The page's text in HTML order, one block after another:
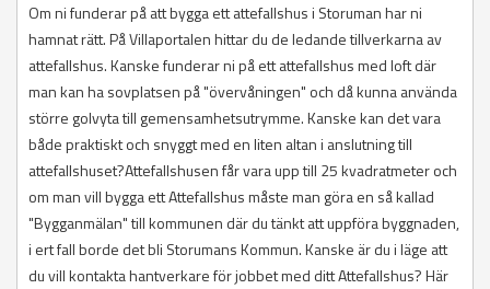
Om ni funderar på att bygga ett attefallshus i Storuman har ni
hamnat rätt. På Villaportalen hittar du de ledande tillverkarna av
attefallshus. Kanske funderar ni på ett attefallshus med loft där
man kan ha sovplatsen på "övervåningen" och då kunna använda
större golvyta till gemensamhetsutrymme. Kanske kan det vara
både praktiskt och snyggt med en liten altan i anslutning till
attefallshuset?Attefallshusen får vara upp till 25 kvadratmeter och
om man vill bygga ett Attefallshus måste man göra en så kallad
"Bygganmälan" till kommunen där du tänkt att uppföra byggnaden,
i ert fall borde det bli Storumans Kommun. Kanske är du i läge att
du vill kontakta hantverkare för jobbet med ditt Attefallshus? Här